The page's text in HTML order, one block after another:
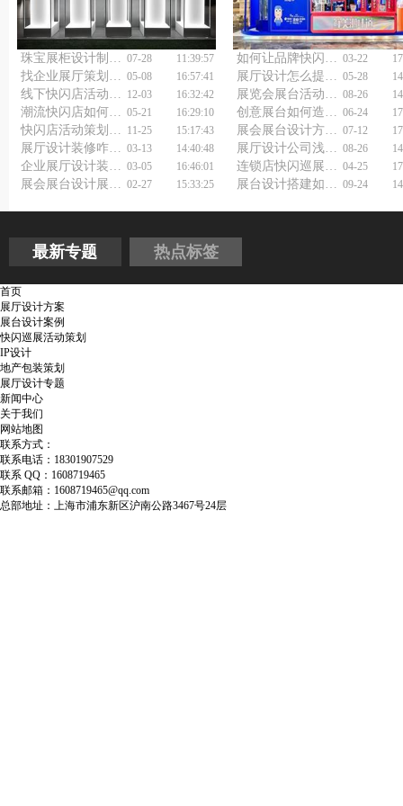
珠宝展柜设计制作厂家如何选择？ 07-28 11:39:57 如何让品牌快闪店设计搭建方案更贴近大众？ 03-22
找企业展厅策划设计公司要避哪些坑？ 05-08 16:57:41 展厅设计怎么提升？ 05-28
线下快闪店活动策划要点 12-03 16:32:42 展览会展台活动策划公司：预算有限，如何打造吸睛展台？ 08-26
潮流快闪店如何策划？快闪店活动策划公司告诉你答案！ 05-21 16:29:10 创意展台如何造？上海展会展台设计搭建公司来指导！ 06-24
快闪店活动策划方案怎样让顾客疯狂打卡？ 11-25 15:17:43 展会展台设计方案如何制作？ 07-12
展厅设计装修咋做，才能一下子抓住路人眼球？ 03-13 14:40:48 展厅设计公司浅谈餐厅氛围设计 08-26
企业展厅设计装修误区 03-05 16:46:01 连锁店快闪巡展活动策划有何妙招？ 04-25
展会展台设计展览搭建如何做到既实用又美观？ 02-27 15:33:25 展台设计搭建如何做好 09-24
最新专题 热点标签
首页
展厅设计方案
展台设计案例
快闪巡展活动策划
IP设计
地产包装策划
展厅设计专题
新闻中心
关于我们
网站地图
联系方式：
联系电话：18301907529
联系 QQ：1608719465
联系邮箱：1608719465@qq.com
总部地址：上海市浦东新区沪南公路3467号24层